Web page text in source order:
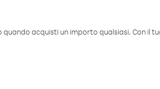
acquisti un importo qualsiasi. Con il